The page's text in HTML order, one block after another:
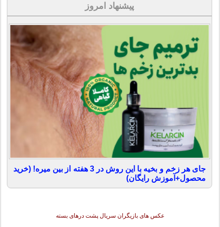
پیشنهاد امروز
جای هر زخم و بخیه با این روش در 3 هفته از بین میره! (خرید
محصول+آموزش رایگان)
عکس های بازیگران سریال پشت درهای بسته